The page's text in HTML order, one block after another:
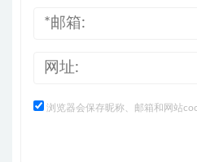
浏览器会保存昵称、邮箱和网站